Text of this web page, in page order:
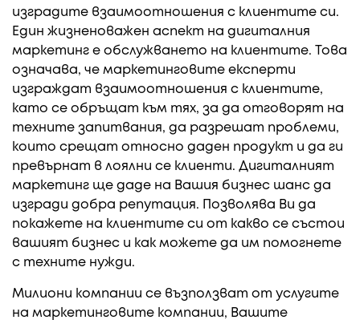
изградите взаимоотношения с клиентите си.
Един жизненоважен аспект на дигиталния
маркетинг е обслужването на клиентите. Това
означава, че маркетинговите експерти
изграждат взаимоотношения с клиентите,
като се обръщат към тях, за да отговорят на
техните запитвания, да разрешат проблеми,
които срещат относно даден продукт и да ги
превърнат в лоялни се клиенти. Дигиталният
маркетинг ще даде на Вашия бизнес шанс да
изгради добра репутация. Позволява Ви да
покажете на клиентите си от какво се състои
вашият бизнес и как можете да им помогнете
с техните нужди.
Милиони компании се възползват от услугите
на маркетинговите компании, Вашите